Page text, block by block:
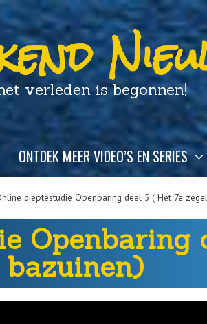
is begonnen!
ONTDEK MEER VIDEO’S EN SERIES
dieptestudie Openbaring deel 5 ( Het 7e
Openbaring
bazuinen)